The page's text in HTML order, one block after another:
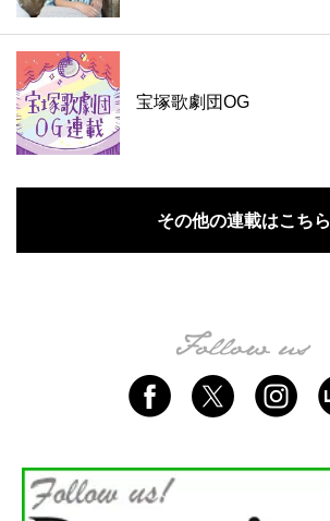
宝塚歌劇団OG
その他の連載はこちら